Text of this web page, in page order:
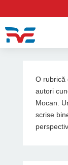
O rubrică
autori
Mocan.
scrise